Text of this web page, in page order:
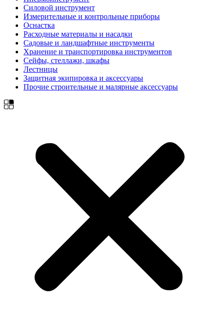
Силовой инструмент
Измерительные и контрольные приборы
Оснастка
Расходные материалы и насадки
Садовые и ландшафтные инструменты
Хранение и транспортировка инструментов
Сейфы, стеллажи, шкафы
Лестницы
Защитная экипировка и аксессуары
Прочие строительные и малярные аксессуары